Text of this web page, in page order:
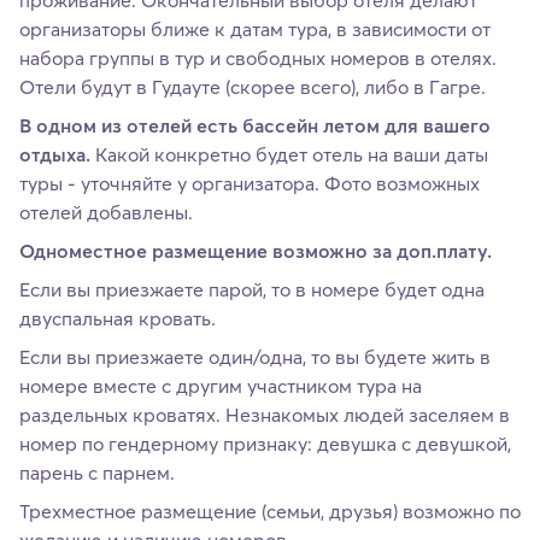
организаторы ближе к датам тура, в зависимости от
набора группы в тур и свободных номеров в отелях.
Отели будут в Гудауте (скорее всего), либо в Гагре.
В одном из отелей есть бассейн летом для вашего
отдыха. Какой конкретно будет отель на ваши даты
туры - уточняйте у организатора. Фото возможных
отелей добавлены.
Одноместное размещение возможно за доп.плату.
Если вы приезжаете парой, то в номере будет одна
двуспальная кровать.
Если вы приезжаете один/одна, то вы будете жить в
номере вместе с другим участником тура на
раздельных кроватях. Незнакомых людей заселяем в
номер по гендерному признаку: девушка с девушкой,
парень с парнем.
Трехместное размещение (семьи, друзья) возможно по